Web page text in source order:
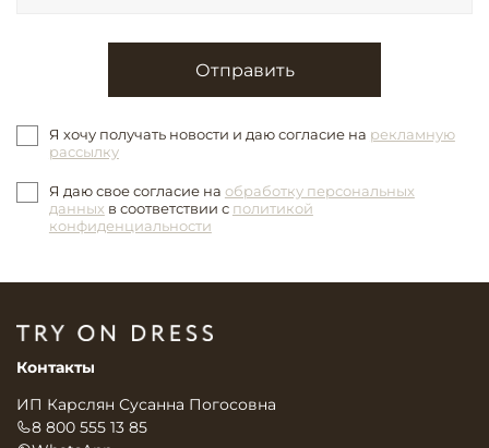
Отправить
Я хочу получать новости и даю согласие на рекламную
рассылку
Я даю свое согласие на обработку персональных
данных в соответствии с политикой
конфиденциальности
Контакты
ИП Карслян Сусанна Погосовна
8 800 555 13 85